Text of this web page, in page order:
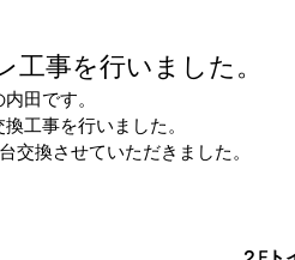
工事を行いました。
田です。
工事を行いました。
交換させていただきました。